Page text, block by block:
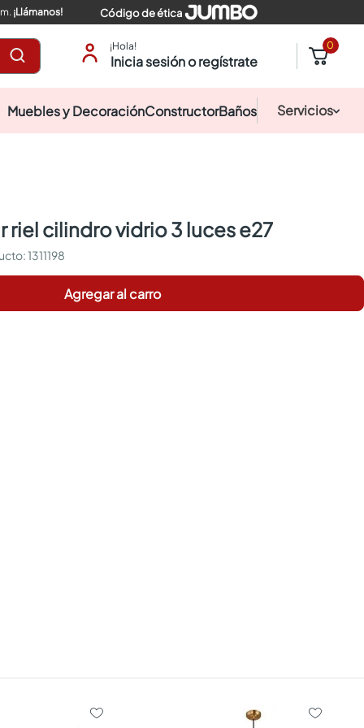
¡Llámanos! Código de ética
¡Hola!
Inicia sesión o regístrate
0
Muebles y DecoraciónConstructorBaños Servicios
riel cilindro vidrio 3 luces e27
:1311198
Agregar al carro